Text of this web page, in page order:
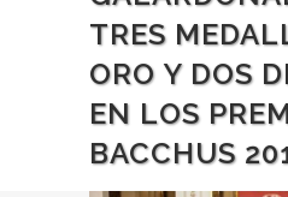
TRES
ORO Y DOS
EN LOS
BACCHUS